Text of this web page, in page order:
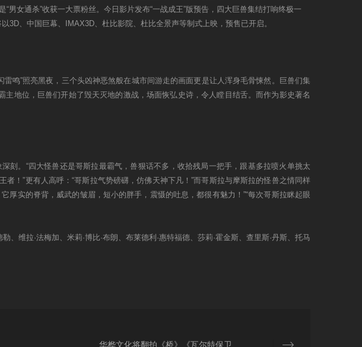
女通杀”收获一大票粉丝。今日影片发布“一战成王”版预告，四大巨兽集结打响终极一
、中国巨幕、IMAX3D、杜比影院、杜比全景声等制式上映，预售已开启。
鸣”照亮黑夜，三个头凶神恶煞般在城市间游走的画面更是让人浑身毛骨悚然。巨兽们集
地位，巨兽们开始了毁天灭地的激战，场面恢弘史诗，令人瞠目结舌。而作为影史著名
刻。“四大怪兽还是哥斯拉最霸气，兽狠话不多，收拾残局一把手，跟基多拉喷火单挑太
！”更有人高呼：“哥斯拉气势磅礴，仿佛天神下凡！”而哥斯拉与摩斯拉的怪兽之情同样
厚实的脊背，威武的皱眉，短小的胖手，震慑的吐息，都很有魅力！”“每次哥斯拉眯起眼
维拉·法梅加、米莉·博比·布朗、布莱德利·惠特福德、莎莉·霍金斯、查里斯·丹斯、托马